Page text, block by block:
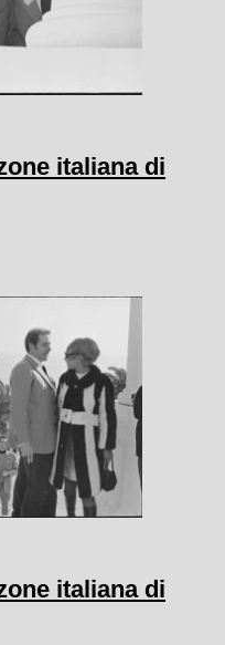
italiana di
italiana di